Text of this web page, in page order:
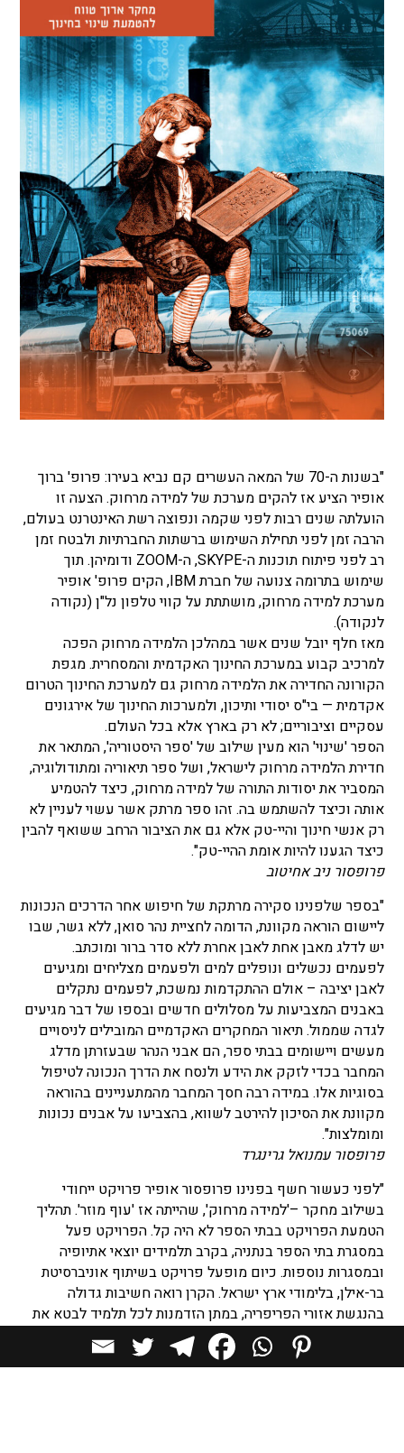
"בשנות ה-70 של המאה העשרים קם נביא בעירו: פרופ' ברוך
אופיר הציע אז להקים מערכת של למידה מרחוק. הצעה זו
הועלתה שנים רבות לפני שקמה ונפוצה רשת האינטרנט בעולם,
הרבה זמן לפני תחילת השימוש ברשתות החברתיות ולבטח זמן
רב לפני פיתוח תוכנות ה-SKYPE, ה-ZOOM ודומיהן. תוך
שימוש בתרומה צנועה של חברת IBM, הקים פרופ' אופיר
מערכת למידה מרחוק, מושתתת על קווי טלפון נל"ן (נקודה
לנקודה).
מאז חלף יובל שנים אשר במהלכן הלמידה מרחוק הפכה
למרכיב קבוע במערכת החינוך האקדמית והמסחרית. מגפת
הקורונה החדירה את הלמידה מרחוק גם למערכת החינוך הטרום
אקדמית — בי"ס יסודי ותיכון, ולמערכות החינוך של אירגונים
עסקיים וציבוריים; לא רק בארץ אלא בכל העולם.
הספר 'שינוי' הוא מעין שילוב של 'ספר היסטוריה', המתאר את
חדירת הלמידה מרחוק לישראל, ושל ספר תיאוריה ומתודולוגיה,
המסביר את יסודות התורה של למידה מרחוק, כיצד להטמיע
אותה וכיצד להשתמש בה. זהו ספר מרתק אשר עשוי לעניין לא
רק אנשי חינוך והיי-טק אלא גם את הציבור הרחב ששואף להבין
כיצד הגענו להיות אומת ההיי-טק".
פרופסור ניב אחיטוב
"בספר שלפנינו סקירה מרתקת של חיפוש אחר הדרכים הנכונות
ליישום הוראה מקוונת, הדומה לחציית נהר סואן, ללא גשר, שבו
יש לדלג מאבן אחת לאבן אחרת ללא סדר ברור ומוכתב.
לפעמים נכשלים ונופלים למים ולפעמים מצליחים ומגיעים
לאבן יציבה – אולם ההתקדמות נמשכת, לפעמים נתקלים
באבנים המצביעות על מסלולים חדשים ובספו של דבר מגיעים
לגדה שממול. תיאור המחקרים האקדמיים המובילים לניסויים
מעשים ויישומים בבתי ספר, הם אבני הנהר שבעזרתן מדלג
המחבר בכדי לזקק את הידע ולנסח את הדרך הנכונה לטיפול
בסוגיות אלו. במידה רבה חסך המחבר מהמתעניינים בהוראה
מקוונת את הסיכון להירטב לשווא, בהצביעו על אבנים נכונות
ומומלצות".
פרופסור עמנואל גרינגרד
"לפני כעשור חשף בפנינו פרופסור אופיר פרויקט ייחודי
בשילוב מחקר –'למידה מרחוק', שהייתה אז 'עוף מוזר'. תהליך
הטמעת הפרויקט בבתי הספר לא היה קל. הפרויקט פעל
במסגרת בתי הספר בנתניה, בקרב תלמידים יוצאי אתיופיה
ובמסגרות נוספות. כיום מופעל פרויקט בשיתוף אוניברסיטת
בר-אילן, בלימודי ארץ ישראל. הקרן רואה חשיבות גדולה
בהנגשת אזורי הפריפריה, במתן הזדמנות לכל תלמיד לבטא את
פרופסור דוד קאסוטו, יו"ר "קרן ילדנו"